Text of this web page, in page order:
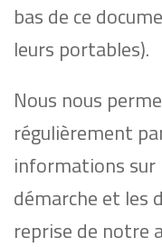
bas de ce
leurs portables).
Nous nous
régulièrement
informations sur
démarche et les
reprise de notre